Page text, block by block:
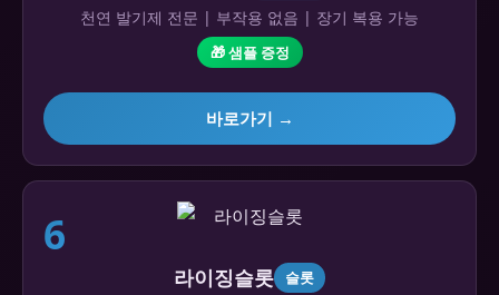
천연 발기제 전문 | 부작용 없음 | 장기 복용 가능
🎁 샘플 증정
바로가기 →
6
라이징슬롯 슬롯